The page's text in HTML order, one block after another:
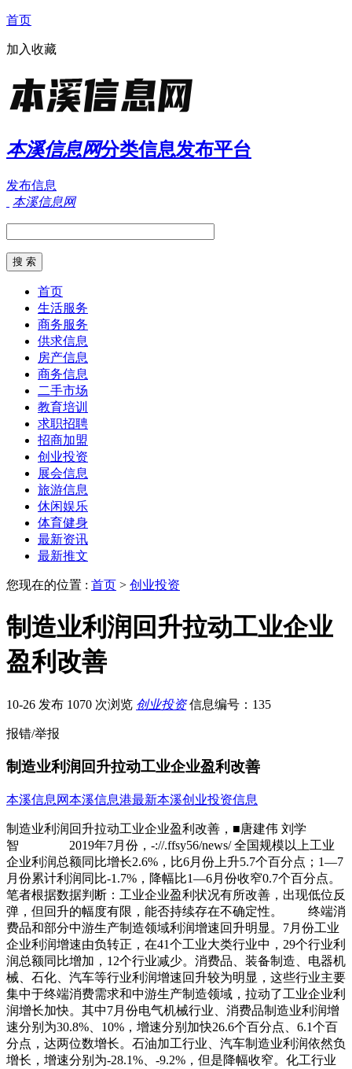
首页
加入收藏
本溪信息网分类信息发布平台
发布信息
本溪信息网
首页
生活服务
商务服务
供求信息
房产信息
商务信息
二手市场
教育培训
求职招聘
招商加盟
创业投资
展会信息
旅游信息
休闲娱乐
体育健身
最新资讯
最新推文
您现在的位置 : 首页 > 创业投资
制造业利润回升拉动工业企业
盈利改善
10-26 发布 1070 次浏览 创业投资 信息编号：135
报错/举报
制造业利润回升拉动工业企业盈利改善
本溪信息网本溪信息港最新本溪创业投资信息
制造业利润回升拉动工业企业盈利改善，■唐建伟 刘学
智 2019年7月份，-://.ffsy56/news/ 全国规模以上工业
企业利润总额同比增长2.6%，比6月份上升5.7个百分点；1—7
月份累计利润同比-1.7%，降幅比1—6月份收窄0.7个百分点。
笔者根据数据判断：工业企业盈利状况有所改善，出现低位反
弹，但回升的幅度有限，能否持续存在不确定性。 终端消
费品和部分中游生产制造领域利润增速回升明显。7月份工业
企业利润增速由负转正，在41个工业大类行业中，29个行业利
润总额同比增加，12个行业减少。消费品、装备制造、电器机
械、石化、汽车等行业利润增速回升较为明显，这些行业主要
集中于终端消费需求和中游生产制造领域，拉动了工业企业利
润增长加快。其中7月份电气机械行业、消费品制造业利润增
速分别为30.8%、10%，增速分别加快26.6个百分点、6.1个百
分点，达两位数增长。石油加工行业、汽车制造业利润依然负
增长，增速分别为-28.1%、-9.2%，但是降幅收窄。化工行业